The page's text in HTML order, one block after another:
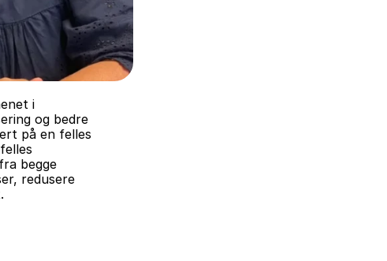
i
og bedre
på en felles
begge
redusere